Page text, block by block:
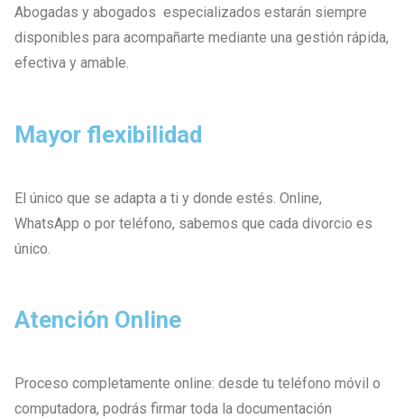
Abogadas y abogados especializados estarán siempre
disponibles para acompañarte mediante una gestión rápida,
efectiva y amable.
Mayor flexibilidad
El único que se adapta a ti y donde estés. Online,
WhatsApp o por teléfono, sabemos que cada divorcio es
único.
Atención Online
Proceso completamente online: desde tu teléfono móvil o
computadora, podrás firmar toda la documentación